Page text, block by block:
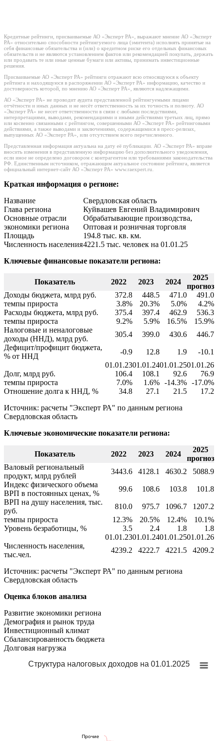
Кредитные рейтинги, присваиваемые АО «Эксперт РА», выражают мнение АО «Эксперт
РА» относительно способности рейтингуемого лица (эмитента) исполнять принятые на
себя финансовые обязательства и (или) о кредитном риске его отдельных финансовых
обязательств и не являются установлением фактов или рекомендацией покупать, держать
или продавать те или иные ценные бумаги или активы, принимать инвестиционные
решения.
Присваиваемые АО «Эксперт РА» рейтинги отражают всю относящуюся к объекту
рейтинга и находящуюся в распоряжении АО «Эксперт РА» информацию, качество и
достоверность которой, по мнению АО «Эксперт РА», являются надлежащими.
АО «Эксперт РА» не проводит аудита представленной рейтингуемыми лицами
отчётности и иных данных и не несёт ответственность за их точность и полноту. АО
«Эксперт РА» не несет ответственности в связи с любыми последствиями,
интерпретациями, выводами, рекомендациями и иными действиями третьих лиц, прямо
или косвенно связанными с рейтингом, совершенными АО «Эксперт РА» рейтинговыми
действиями, а также выводами и заключениями, содержащимися в пресс-релизах,
выпущенных АО «Эксперт РА», или отсутствием всего перечисленного.
Представленная информация актуальна на дату её публикации. АО «Эксперт РА» вправе
вносить изменения в представленную информацию без дополнительного уведомления,
если иное не определено договором с контрагентом или требованиями законодательства
РФ. Единственным источником, отражающим актуальное состояние рейтинга, является
официальный интернет-сайт АО «Эксперт РА» www.raexpert.ru.
Краткая информация о регионе:
Название
Свердловская область
Глава региона
Куйвашев Евгений Владимирович
Основные отрасли
экономики региона
Обрабатывающие производства,
Оптовая и розничная торговля
Площадь
194.8 тыс. кв. км.
Численность населения4221.5 тыс. человек на 01.01.25
Ключевые финансовые показатели региона:
Показатель 2022 2023 2024
2025
прогноз
Доходы бюджета, млрд руб.
372.8 448.5 471.0
491.0
темпы прироста
3.8% 20.3% 5.0%
4.2%
Расходы бюджета, млрд руб.
375.4 397.4 462.9
536.3
темпы прироста
9.2% 5.9% 16.5%
15.9%
Налоговые и неналоговые
доходы (ННД), млрд руб.
305.4 399.0 430.6
446.7
Дефицит/профицит бюджета,
% от ННД
-0.9 12.8 1.9
-10.1
01.01.2301.01.2401.01.2501.01.26
Долг, млрд руб.
106.4 108.1 92.6
76.9
темпы прироста
7.0% 1.6% -14.3% -17.0%
Отношение долга к ННД, %
34.8 27.1 21.5
17.2
Источник: расчеты "Эксперт РА" по данным региона
Свердловская область
Ключевые экономические показатели региона:
Показатель 2022 2023 2024
2025
прогноз
Валовый региональный
продукт, млрд рублей
3443.6 4128.1 4630.2
5088.9
Индекс физического объема
ВРП в постоянных ценах, %
99.6 108.6 103.8
101.8
ВРП на душу населения, тыс.
руб.
810.0 975.7 1096.7
1207.2
темпы прироста
12.3% 20.5% 12.4%
10.1%
Уровень безработицы, %
3.5 2.4 1.8
1.8
01.01.2301.01.2401.01.2501.01.26
Численность населения,
тыс.чел.
4239.2 4222.7 4221.5 4209.2
Источник: расчеты "Эксперт РА" по данным региона
Свердловская область
Оценка блоков анализа
Развитие экономики региона
Демография и рынок труда
Инвестиционный климат
Сбалансированность бюджета
Долговая нагрузка
Структура налоговых доходов на 01.01.2025
Прочие